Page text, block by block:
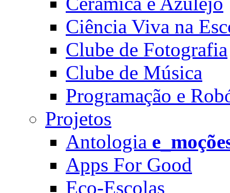
Ciência Viva na
Clube de Fotografia
Clube de Música
Programação e
Projetos
Antologia
Apps For Good
Eco-Escolas